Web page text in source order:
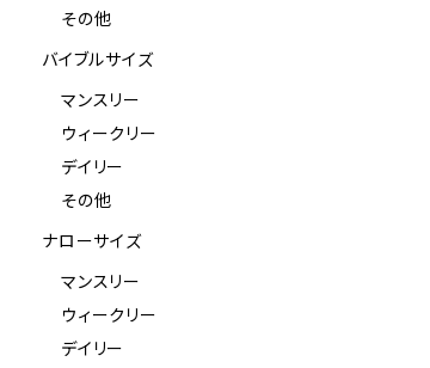
その他
バイブルサイズ
マンスリー
ウィークリー
デイリー
その他
ナローサイズ
マンスリー
ウィークリー
デイリー